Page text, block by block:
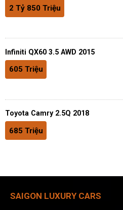
2 Tỷ 850 Triệu
Infiniti QX60 3.5 AWD 2015
605 Triệu
Toyota Camry 2.5Q 2018
685 Triệu
SAIGON LUXURY CARS